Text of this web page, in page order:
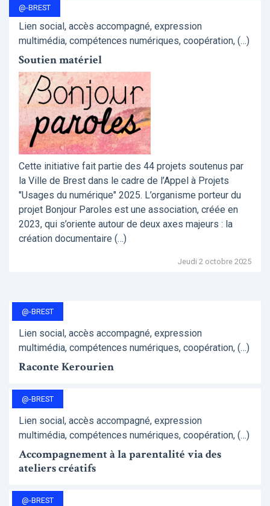
@-BREST
Lien social, accès accompagné, expression
multimédia, compétences numériques, coopération, (…)
Soutien matériel
Cette initiative fait partie des 44 projets soutenus par
la Ville de Brest dans le cadre de l’Appel à Projets
"Usages du numérique" 2025. L’organisme porteur du
projet Bonjour Paroles est une association, créée en
2023, qui s’oriente autour de deux axes majeurs : la
création documentaire (…)
Jeudi 2 octobre 2025
@-BREST
Lien social, accès accompagné, expression
multimédia, compétences numériques, coopération, (…)
Raconte Kerourien
@-BREST
Lien social, accès accompagné, expression
multimédia, compétences numériques, coopération, (…)
Accompagnement à la parentalité via des
ateliers créatifs
@-BREST